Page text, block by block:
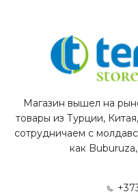
Магазин вышел на
товары из Турции,
сотрудничаем с
как